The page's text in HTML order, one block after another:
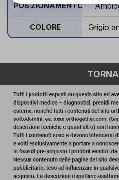
POSIZIONAMENTO
COLORE Grigio